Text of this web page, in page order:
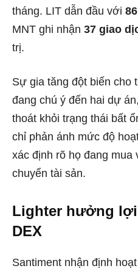
tháng. LIT dẫn đầu với
MNT ghi nhận 37 giao
trị.
Sự gia tăng đột biến cho
đang chú ý đến hai dự
thoát khỏi trạng thái bất
chỉ phản ánh mức độ
xác định rõ họ đang mua
chuyển tài sản.
Lighter hưởng
DEX
Santiment nhận định